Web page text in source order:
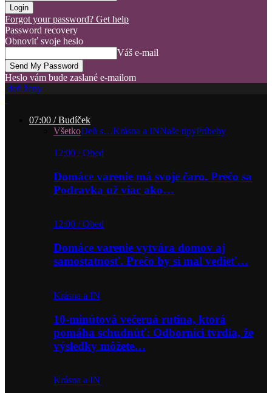
Forgot your password? Get help
Password recovery
Obnoviť svoje heslo
Váš e-mail
Heslo vám bude zaslané e-mailom
deň ženy
07:00 / Budíček
VšetkoDeň s…Krásna a INNaše tipyPríbehy
12:00 / Obed
Domáce varenie má svoje čaro. Prečo sa
Podravka už viac ako…
12:00 / Obed
Domáce varenie vytvára domov aj
samostatnosť. Prečo by si mal vedieť…
Krásna a IN
10-minútová večerná rutina, ktorá
pomáha schudnúť: Odborníci tvrdia, že
výsledky môžete…
Krásna a IN